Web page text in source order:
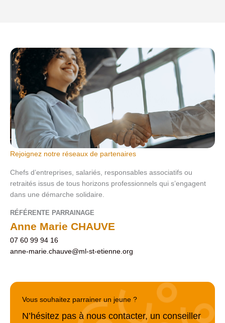
Rejoignez notre réseaux de partenaires
Chefs d’entreprises, salariés, responsables associatifs ou
retraités issus de tous horizons professionnels qui s’engagent
dans une démarche solidaire.
RÉFÉRENTE PARRAINAGE
Anne Marie CHAUVE
07 60 99 94 16
anne-marie.chauve@ml-st-etienne.org
Vous souhaitez parrainer un jeune ?
N’hésitez pas à nous contacter, un conseiller